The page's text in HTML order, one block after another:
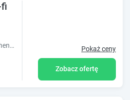
fi
Część pokoi dodatkowo z lodówką, czajnikiem, balkonem. Aneksy kuchenne, pralka, ping-pong, grill. Sala zabaw dla dzieci! Organizujemy wycieczki! Pokaż ceny
Zobacz ofertę